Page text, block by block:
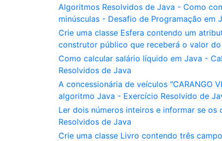
Algoritmos Resolvidos de Java - Como
minúsculas - Desafio de Programação em
Crie uma classe Esfera contendo um
construtor público que receberá o valor
Como calcular salário líquido em Java -
Resolvidos de Java
A concessionária de veículos "CARANGO
algoritmo Java - Exercício Resolvido de
Ler dois números inteiros e informar se
Resolvidos de Java
Crie uma classe Livro contendo três